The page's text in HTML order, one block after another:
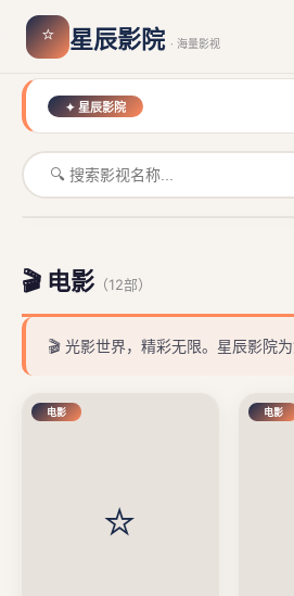
⭐ 星辰影院 · 海量影视
✦ 星辰影院
陌生人(日版)
悬疑惊悚 · ⭐7.7
剃刀杀神
动作犯罪 · ⭐7.3
末日地堡 第三季
科幻求生 · ⭐8.1
怪奇-伊藤润二奇异
恐怖灵异 · ⭐7.9
超人回来了
亲子治愈 · ⭐8.4
斗罗大陆2：绝世
玄幻战斗 · ⭐8.5
天道有喜
奇幻逆袭 · ⭐8.0
以爱为营婚后长欢
甜宠爱情 · ⭐7.8
🎬 电影 （12部）
🎬 光影世界，精彩无限。星辰影院
电影 电影